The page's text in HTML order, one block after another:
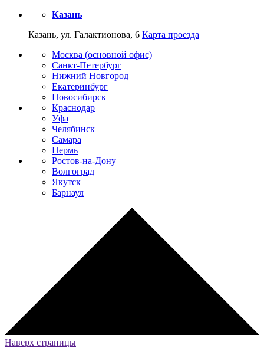
Казань
Казань, ул. Галактионова, 6 Карта проезда
Москва (основной офис)
Санкт-Петербург
Нижний Новгород
Екатеринбург
Новосибирск
Краснодар
Уфа
Челябинск
Самара
Пермь
Ростов-на-Дону
Волгоград
Якутск
Барнаул
Наверх страницы